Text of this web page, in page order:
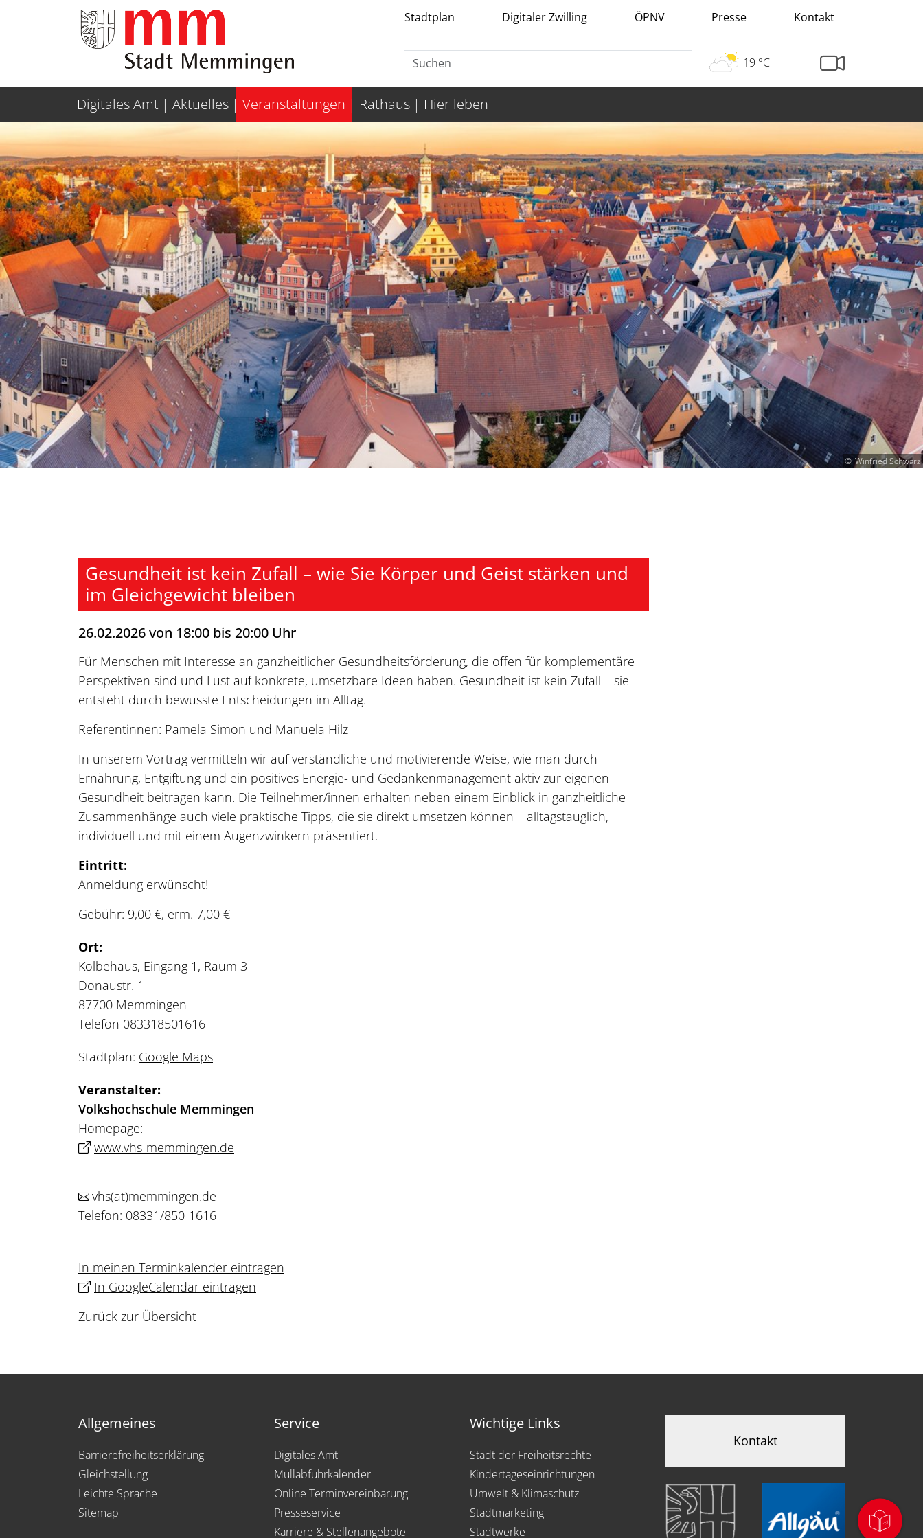
Weiter zur Navigation Weiter zum Inhalt Stadtplan Digitaler Zwilling ÖPNV Presse Kontakt
19 °C
Digitales Amt Aktuelles Veranstaltungen Rathaus Hier leben
Winfried Schwarz
Gesundheit ist kein Zufall – wie Sie Körper und Geist stärken und
im Gleichgewicht bleiben
26.02.2026 von 18:00 bis 20:00 Uhr
Für Menschen mit Interesse an ganzheitlicher Gesundheitsförderung, die offen für komplementäre
Perspektiven sind und Lust auf konkrete, umsetzbare Ideen haben. Gesundheit ist kein Zufall – sie
entsteht durch bewusste Entscheidungen im Alltag.
Referentinnen: Pamela Simon und Manuela Hilz
In unserem Vortrag vermitteln wir auf verständliche und motivierende Weise, wie man durch
Ernährung, Entgiftung und ein positives Energie- und Gedankenmanagement aktiv zur eigenen
Gesundheit beitragen kann. Die Teilnehmer/innen erhalten neben einem Einblick in ganzheitliche
Zusammenhänge auch viele praktische Tipps, die sie direkt umsetzen können – alltagstauglich,
individuell und mit einem Augenzwinkern präsentiert.
Eintritt:
Anmeldung erwünscht!
Gebühr: 9,00 €, erm. 7,00 €
Ort:
Kolbehaus, Eingang 1, Raum 3
Donaustr. 1
87700 Memmingen
Telefon 083318501616
Stadtplan: Google Maps
Veranstalter:
Volkshochschule Memmingen
Homepage:
www.vhs-memmingen.de
vhs(at)memmingen.de
Telefon: 08331/850-1616
In meinen Terminkalender eintragen
In GoogleCalendar eintragen
Zurück zur Übersicht
Allgemeines
Barrierefreiheitserklärung
Gleichstellung
Leichte Sprache
Sitemap
Service
Digitales Amt
Müllabfuhrkalender
Online Terminvereinbarung
Presseservice
Karriere & Stellenangebote
Wichtige Links
Stadt der Freiheitsrechte
Kindertageseinrichtungen
Umwelt & Klimaschutz
Stadtmarketing
Stadtwerke
Kontakt